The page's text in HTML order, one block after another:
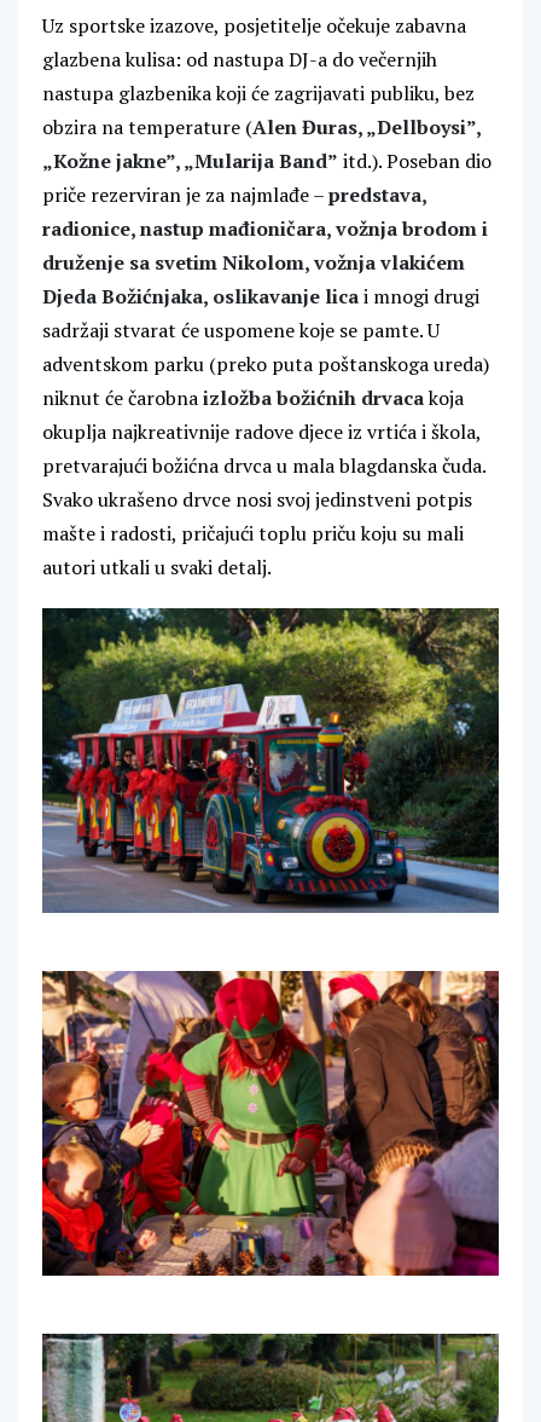
Uz sportske izazove, posjetitelje očekuje zabavna
glazbena kulisa: od nastupa DJ-a do večernjih
nastupa glazbenika koji će zagrijavati publiku, bez
obzira na temperature (Alen Đuras, „Dellboysi”,
„Kožne jakne”, „Mularija Band” itd.). Poseban dio
priče rezerviran je za najmlađe –predstava,
radionice, nastup mađioničara, vožnja brodom i
druženje sa svetim Nikolom, vožnja vlakićem
Djeda Božićnjaka, oslikavanje licai mnogi drugi
sadržaji stvarat će uspomene koje se pamte. U
adventskom parku (preko puta poštanskoga ureda)
niknut će čarobnaizložba božićnih drvacakoja
okuplja najkreativnije radove djece iz vrtića i škola,
pretvarajući božićna drvca u mala blagdanska čuda.
Svako ukrašeno drvce nosi svoj jedinstveni potpis
mašte i radosti, pričajući toplu priču koju su mali
autori utkali u svaki detalj.